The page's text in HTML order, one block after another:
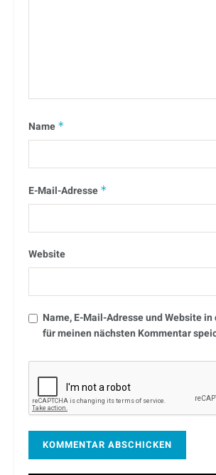
Name *
E-Mail-Adresse *
Website
Name, E-Mail-Adresse und Website
für meinen nächsten Kommentar